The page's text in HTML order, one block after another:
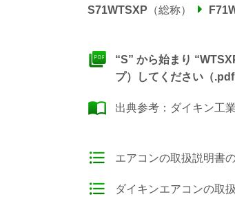
S71WTSXP （総称）
“S” から始まり
プ）してください（
出典参考： ダイキン工
エアコンの取扱説明書
ダイキンエアコンの取